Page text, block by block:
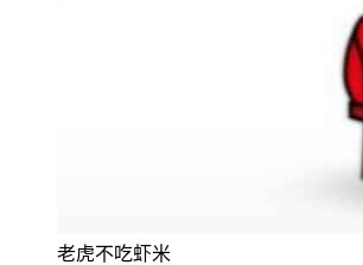
老虎不吃虾米